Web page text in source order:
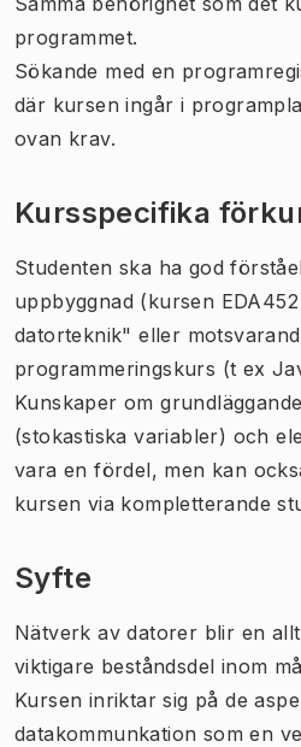
programmet.
Sökande med en
där kursen ingår i
ovan krav.
Kursspecifika
Studenten ska ha god
uppbyggnad (kursen
datorteknik" eller
programmeringskurs (t ex
Kunskaper om
(stokastiska variabler) och
vara en fördel, men kan
kursen via kompletterande
Syfte
Nätverk av datorer blir en
viktigare beståndsdel inom
Kursen inriktar sig på de
datakommunkation som en